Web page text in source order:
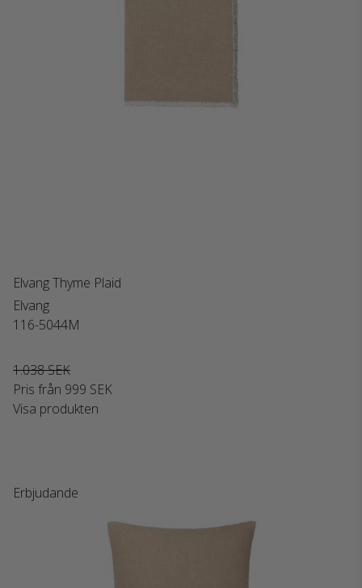
Elvang Thyme Plaid
Elvang
116-5044M
1.038 SEK
Pris från 999 SEK
Visa produkten
Erbjudande